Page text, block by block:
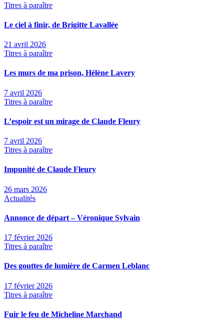
Titres à paraître
Le ciel à finir, de Brigitte Lavallée
21 avril 2026
Titres à paraître
Les murs de ma prison, Hélène Lavery
7 avril 2026
Titres à paraître
L’espoir est un mirage de Claude Fleury
7 avril 2026
Titres à paraître
Impunité de Claude Fleury
26 mars 2026
Actualités
Annonce de départ – Véronique Sylvain
17 février 2026
Titres à paraître
Des gouttes de lumière de Carmen Leblanc
17 février 2026
Titres à paraître
Fuir le feu de Micheline Marchand